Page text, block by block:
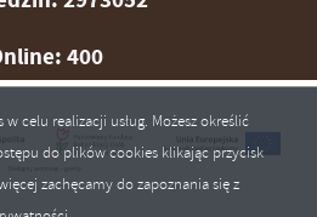
400
celu realizacji usług. Możesz określić
do plików cookies klikając przycisk
zachęcamy do zapoznania się z